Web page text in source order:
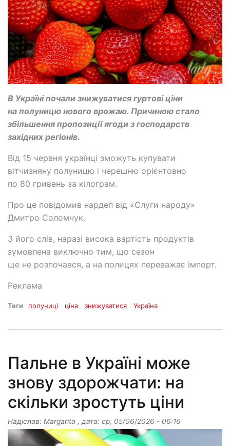
В Україні почали знижуватися гуртові ціни
на полуницю нового врожаю. Причиною стало
збільшення пропозиції ягоди з господарств
західних регіонів.
Від 15 червня українці зможуть купувати
вітчизняну полуницю і черешню орієнтовно
по 80 гривень за кілограм.
Про це повідомив нардеп від «Слуги народу»
Дмитро Соломчук.
З його слів, наразі висока вартість продуктів
зумовлена виключно тим, що сезон
ще не розпочався, а на полицях переважає імпорт.
Реклама
Теги полуниці ціна знижуватися Україна
Пальне в Україні може
знову здорожчати: на
скільки зростуть ціни
Надіслав: Margarita , дата: ср, 05/06/2026 - 06:16